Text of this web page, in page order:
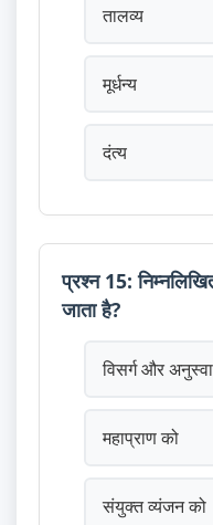
तालव्य
मूर्धन्य
दंत्य
प्रश्न 15:
जाता है?
विसर्ग और
महाप्राण को
संयुक्त व्यंजन को